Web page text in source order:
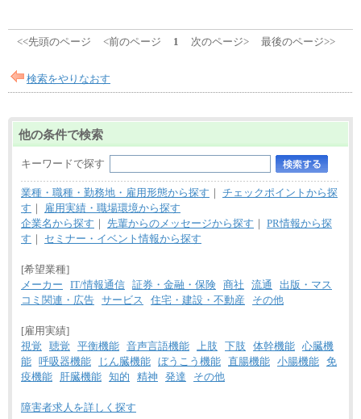
■（株）JTBグローバルマーケティング＆トラベル
給
※詳細はJTBキャリアサイトよりご確認ください。
総合職 月給205,000～225,000円＋地域間調整給
エリア総合職 月給185,000円＋地域間調整給
※詳細はJTBキャリアサイトよりご確認ください。
■(株)JTBデータサービス ※2027年新卒募集終了
総合職 月給186,000～194,000円＋地域手当
※詳細はJTBキャリアサイトよりご確認ください。
■I&Jデジタルイノベーション(株)
総合職 月給224,500～242,600円＋地域手当
※詳細はJTBキャリアサイトよりご確認ください。
■(株)JTBビジネストランスフォーム
有期契約職 月給185,000～195,000円
※詳細はJTBキャリアサイトよりご確認ください。
総合職 月給241,000円
中途：
①月給227,000円以上
②月給212,000円以上
④月給23万円～37万円
⑤月給20万円～25万円
<<先頭のページ <前のページ 1 次のページ> 最後のページ>>
検索をやりなおす
他の条件で検索
キーワードで探す
業種・職種・勤務地・雇用形態から探す ｜ チェックポイントから探
す ｜
雇用実績・職場環境から探す
企業名から探す ｜ 先輩からのメッセージから探す ｜ PR情報から探
す ｜ セミナー・イベント情報から探す
[希望業種]
メーカー
IT/情報通信 証券・金融・保険 商社 流通
出版・マス
コミ関連・広告 サービス 住宅・建設・不動産 その他
[雇用実績]
視覚
聴覚 平衡機能 音声言語機能 上肢 下肢 体幹機能 心臓機
能 呼吸器機能 じん臓機能 ぼうこう機能 直腸機能 小腸機能 免
疫機能
肝臓機能 知的 精神 発達 その他
障害者求人を詳しく探す